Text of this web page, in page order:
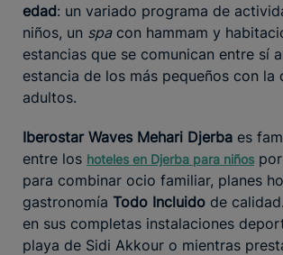
edad: un variado programa de
niños, un spacon hammam y
estancias que se comunican entre sí
estancia de los más pequeños con la
adultos.
Iberostar Waves Mehari Djerba es
entre los hoteles en Djerba para niños
para combinar ocio familiar, planes
gastronomía Todo Incluido de calidad.
en sus completas instalaciones
playa de Sidi Akkour o mientras